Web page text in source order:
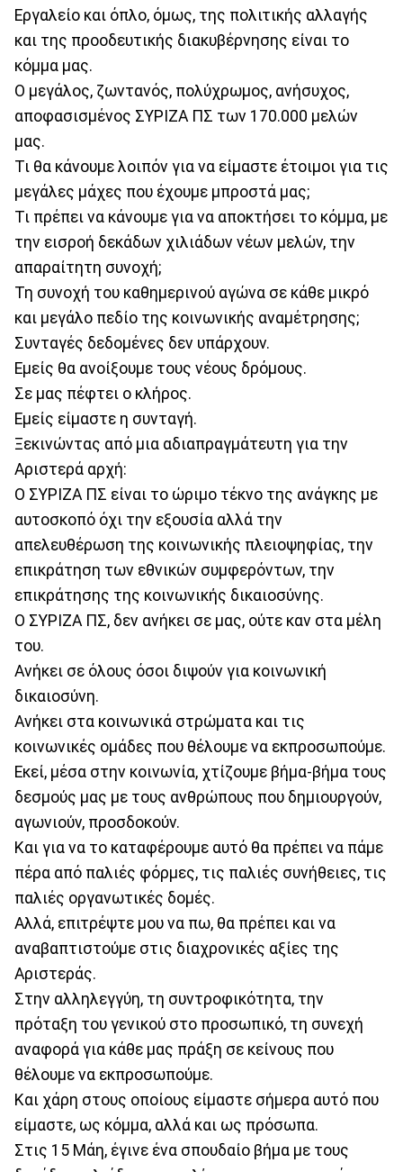
Εργαλείο και όπλο, όμως, της πολιτικής αλλαγής
και της προοδευτικής διακυβέρνησης είναι το
κόμμα μας.
Ο μεγάλος, ζωντανός, πολύχρωμος, ανήσυχος,
αποφασισμένος ΣΥΡΙΖΑ ΠΣ των 170.000 μελών
μας.
Τι θα κάνουμε λοιπόν για να είμαστε έτοιμοι για τις
μεγάλες μάχες που έχουμε μπροστά μας;
Τι πρέπει να κάνουμε για να αποκτήσει το κόμμα, με
την εισροή δεκάδων χιλιάδων νέων μελών, την
απαραίτητη συνοχή;
Τη συνοχή του καθημερινού αγώνα σε κάθε μικρό
και μεγάλο πεδίο της κοινωνικής αναμέτρησης;
Συνταγές δεδομένες δεν υπάρχουν.
Εμείς θα ανοίξουμε τους νέους δρόμους.
Σε μας πέφτει ο κλήρος.
Εμείς είμαστε η συνταγή.
Ξεκινώντας από μια αδιαπραγμάτευτη για την
Αριστερά αρχή:
Ο ΣΥΡΙΖΑ ΠΣ είναι το ώριμο τέκνο της ανάγκης με
αυτοσκοπό όχι την εξουσία αλλά την
απελευθέρωση της κοινωνικής πλειοψηφίας, την
επικράτηση των εθνικών συμφερόντων, την
επικράτησης της κοινωνικής δικαιοσύνης.
Ο ΣΥΡΙΖΑ ΠΣ, δεν ανήκει σε μας, ούτε καν στα μέλη
του.
Ανήκει σε όλους όσοι διψούν για κοινωνική
δικαιοσύνη.
Ανήκει στα κοινωνικά στρώματα και τις
κοινωνικές ομάδες που θέλουμε να εκπροσωπούμε.
Εκεί, μέσα στην κοινωνία, χτίζουμε βήμα-βήμα τους
δεσμούς μας με τους ανθρώπους που δημιουργούν,
αγωνιούν, προσδοκούν.
Και για να το καταφέρουμε αυτό θα πρέπει να πάμε
πέρα από παλιές φόρμες, τις παλιές συνήθειες, τις
παλιές οργανωτικές δομές.
Αλλά, επιτρέψτε μου να πω, θα πρέπει και να
αναβαπτιστούμε στις διαχρονικές αξίες της
Αριστεράς.
Στην αλληλεγγύη, τη συντροφικότητα, την
πρόταξη του γενικού στο προσωπικό, τη συνεχή
αναφορά για κάθε μας πράξη σε κείνους που
θέλουμε να εκπροσωπούμε.
Και χάρη στους οποίους είμαστε σήμερα αυτό που
είμαστε, ως κόμμα, αλλά και ως πρόσωπα.
Στις 15 Μάη, έγινε ένα σπουδαίο βήμα με τους